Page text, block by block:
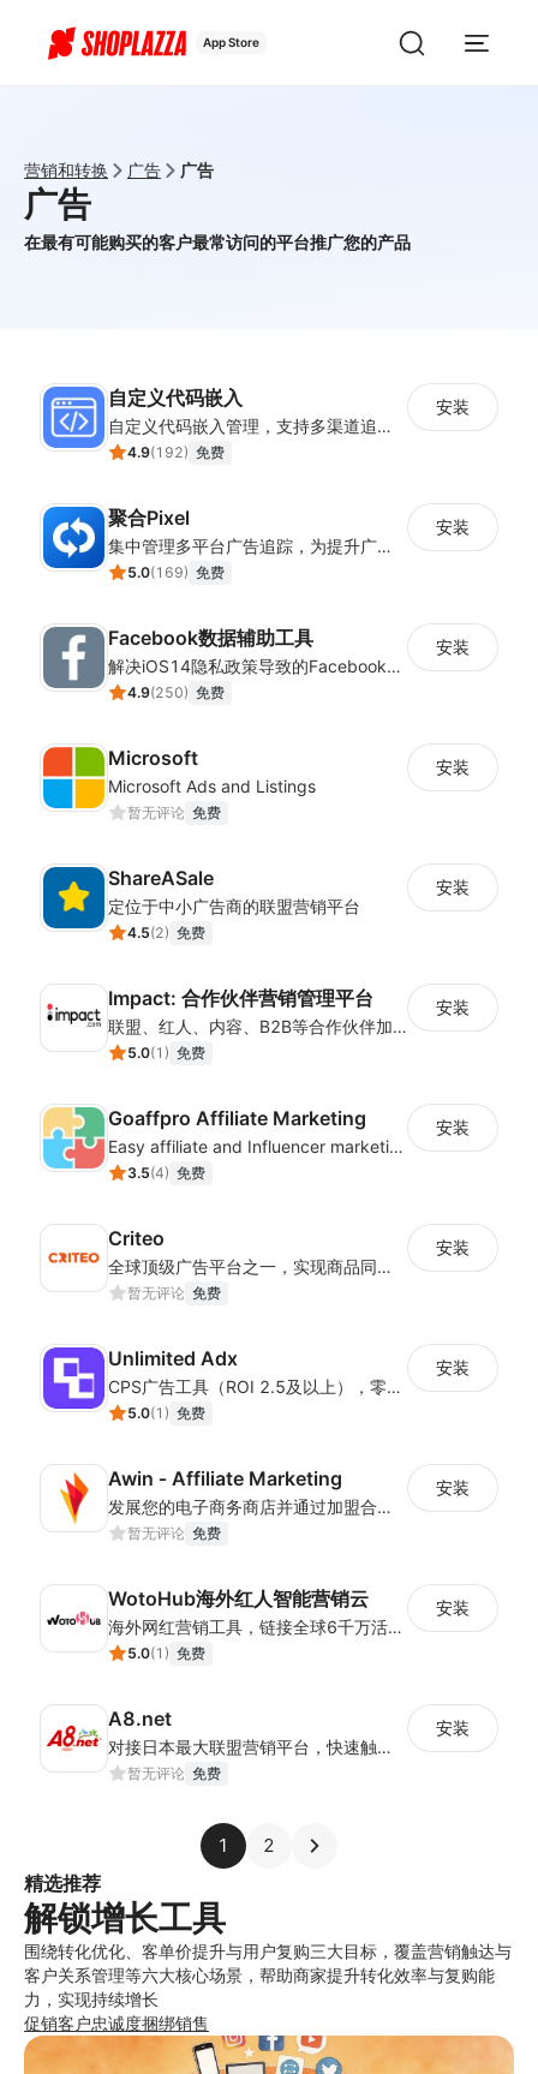
App Store
营销和转换 广告 广告
广告
在最有可能购买的客户最常访问的平台推广您的产品
自定义代码嵌入
自定义代码嵌入管理，支持多渠道追踪与营销活动配置
4.9(192) 免费
安装
聚合Pixel
集中管理多平台广告追踪，为提升广告ROAS与转化率提供数据基础
5.0(169) 免费
安装
Facebook数据辅助工具
解决iOS14隐私政策导致的Facebook广告数据缺失，重建广告成效分析链路
4.9(250) 免费
安装
Microsoft
Microsoft Ads and Listings
暂无评论 免费
安装
ShareASale
定位于中小广告商的联盟营销平台
4.5(2) 免费
安装
Impact: 合作伙伴营销管理平台
联盟、红人、内容、B2B等合作伙伴加速业务增长！ 申请演示，请点击“支持”下方“开发者网站”!
5.0(1 ) 免费
安装
Goaffpro Affiliate Marketing
Easy affiliate and Influencer marketing
3.5(4) 免费
安装
Criteo
全球顶级广告平台之一，实现商品同步与数据跟踪一体化
暂无评论 免费
安装
Unlimited Adx
CPS广告工具（ROI 2.5及以上），零成本一键接入全球广告资源。
5.0(1 ) 免费
安装
Awin ‑ Affiliate Marketing
发展您的电子商务商店并通过加盟合作寻找新客户
暂无评论 免费
安装
WotoHub海外红人智能营销云
海外网红营销工具，链接全球6千万活跃带货红人，覆盖YT、TK、INS三大主流平台
5.0(1 ) 免费
安装
A8.net
对接日本最大联盟营销平台，快速触达日本消费者并提升营销效果
暂无评论 免费
安装
1 2
精选推荐
解锁增长工具
围绕转化优化、客单价提升与用户复购三大目标，覆盖营销触达与
客户关系管理等六大核心场景，帮助商家提升转化效率与复购能
力，实现持续增长
促销客户忠诚度捆绑销售